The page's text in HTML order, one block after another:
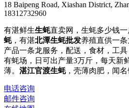
18 Baipeng Road, Xiashan District,
18312732960
有湛鲜生生蚝直卖网，生蚝多少钱
蚝，有湛北潭生蚝批发养殖直供一
产品一条龙服务，配送，食材，工
有蚝场，日可出产量3万斤，每天新
薄。 湛江官渡生蚝，壳薄肉肥，闻名
电话咨询
邮件咨询